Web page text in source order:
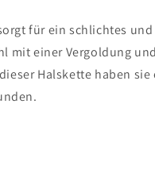
für ein schlichtes
mit einer Vergoldung
Halskette haben sie